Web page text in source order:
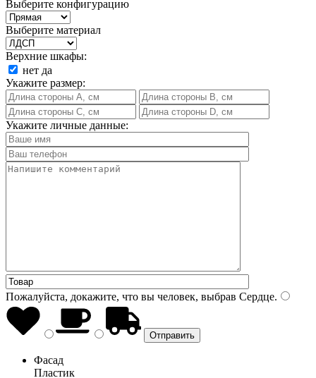
Выберите конфигурацию
Выберите материал
Верхние шкафы:
нет да
Укажите размер:
Укажите личные данные:
Пожалуйста, докажите, что вы человек, выбрав Сердце.
Фасад
Пластик